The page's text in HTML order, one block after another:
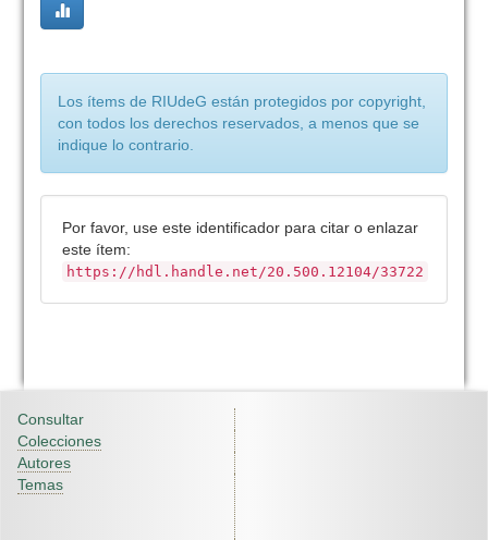
Los ítems de RIUdeG están protegidos por copyright,
con todos los derechos reservados, a menos que se
indique lo contrario.
Por favor, use este identificador para citar o enlazar
este ítem:
https://hdl.handle.net/20.500.12104/33722
Consultar
Colecciones
Autores
Temas